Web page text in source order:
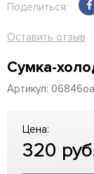
Поделиться:
Оставить отзыв
Сумка-
Артикул: 06846oa
Цена:
320